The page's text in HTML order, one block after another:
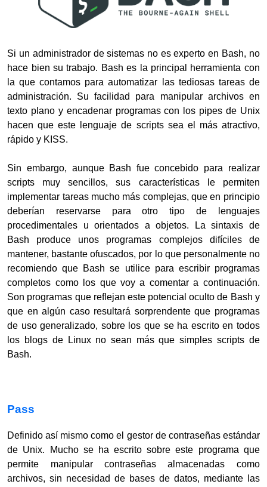
Si un administrador de sistemas no es experto en Bash, no
hace bien su trabajo. Bash es la principal herramienta con
la que contamos para automatizar las tediosas tareas de
administración. Su facilidad para manipular archivos en
texto plano y encadenar programas con los pipes de Unix
hacen que este lenguaje de scripts sea el más atractivo,
rápido y KISS.
Sin embargo, aunque Bash fue concebido para realizar
scripts muy sencillos, sus características le permiten
implementar tareas mucho más complejas, que en principio
deberían reservarse para otro tipo de lenguajes
procedimentales u orientados a objetos. La sintaxis de
Bash produce unos programas complejos difíciles de
mantener, bastante ofuscados, por lo que personalmente no
recomiendo que Bash se utilice para escribir programas
completos como los que voy a comentar a continuación.
Son programas que reflejan este potencial oculto de Bash y
que en algún caso resultará sorprendente que programas
de uso generalizado, sobre los que se ha escrito en todos
los blogs de Linux no sean más que simples scripts de
Bash.
Pass
Definido así mismo como el gestor de contraseñas estándar
de Unix. Mucho se ha escrito sobre este programa que
permite manipular contraseñas almacenadas como
archivos, sin necesidad de bases de datos, mediante las